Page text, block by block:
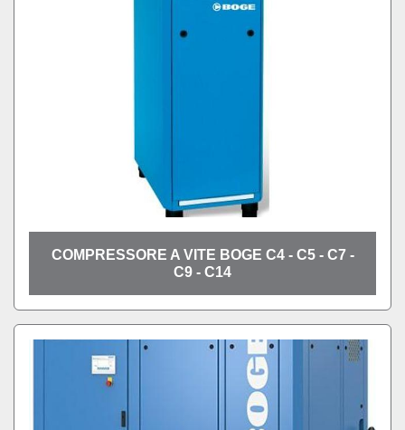
COMPRESSORE A VITE BOGE C4 - C5 - C7 -
C9 - C14